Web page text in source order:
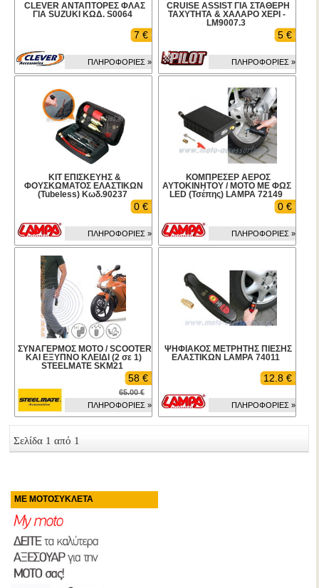
CLEVER ΑΝΤΑΠΤΟΡΕΣ ΦΛΑΣ
ΓΙΑ SUZUKI ΚΩΔ. S0064
7 €
ΠΛΗΡΟΦΟΡΙΕΣ »
CRUISE ASSIST ΓΙΑ ΣΤΑΘΕΡΗ
ΤΑΧΥΤΗΤΑ & ΧΑΛΑΡΟ ΧΕΡΙ -
LM9007.3
5 €
ΠΛΗΡΟΦΟΡΙΕΣ »
ΚΙΤ ΕΠΙΣΚΕΥΗΣ &
ΦΟΥΣΚΩΜΑΤΟΣ ΕΛΑΣΤΙΚΩΝ
(Tubeless) Κωδ.90237
0 €
ΠΛΗΡΟΦΟΡΙΕΣ »
ΚΟΜΠΡΕΣΕΡ ΑΕΡΟΣ
ΑΥΤΟΚΙΝΗΤΟΥ / ΜΟΤΟ ΜΕ ΦΩΣ
LED (Τσέπης) LAMPA 72149
0 €
ΠΛΗΡΟΦΟΡΙΕΣ »
ΣΥΝΑΓΕΡΜΟΣ ΜΟΤΟ / SCOOTER
ΚΑΙ ΕΞΥΠΝΟ ΚΛΕΙΔΙ (2 σε 1)
STEELMATE SKM21
58 €
65.00 €
ΠΛΗΡΟΦΟΡΙΕΣ »
ΨΗΦΙΑΚΟΣ ΜΕΤΡΗΤΗΣ ΠΙΕΣΗΣ
ΕΛΑΣΤΙΚΩΝ LAMPA 74011
12.8 €
ΠΛΗΡΟΦΟΡΙΕΣ »
Σελίδα 1 από 1
ΜΕ ΜΟΤΟΣΥΚΛΕΤΑ